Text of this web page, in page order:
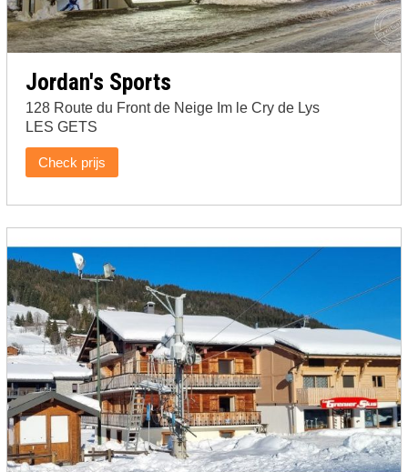
Jordan's Sports
128 Route du Front de Neige Im le Cry de Lys
LES GETS
Check prijs